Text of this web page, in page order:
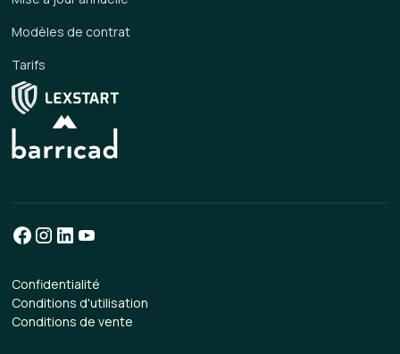
Modèles de contrat
Tarifs
Confidentialité
Conditions d'utilisation
Conditions de vente